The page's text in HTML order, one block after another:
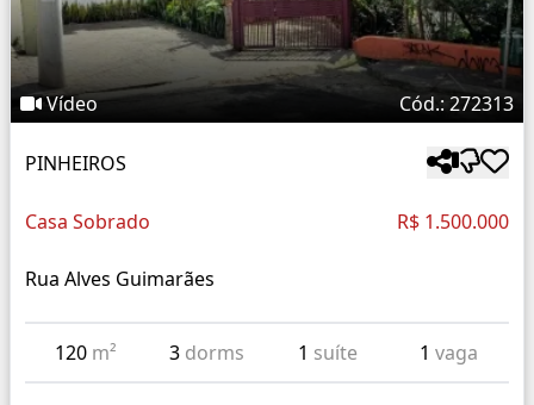
Vídeo Cód.: 272313
PINHEIROS
Casa Sobrado R$ 1.500.000
Rua Alves Guimarães
120 m² 3 dorms 1 suíte 1 vaga